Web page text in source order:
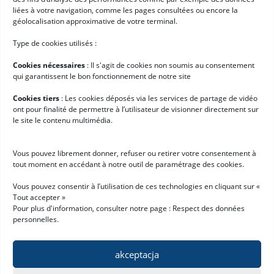
liées à votre navigation, comme les pages consultées ou encore la
géolocalisation approximative de votre terminal.
Type de cookies utilisés :
Cookies nécessaires : II s'agit de cookies non soumis au consentement
qui garantissent le bon fonctionnement de notre site
Cookies tiers : Les cookies déposés via les services de partage de vidéo
ont pour finalité de permettre à l’utilisateur de visionner directement sur
le site le contenu multimédia.
Vous pouvez librement donner, refuser ou retirer votre consentement à
tout moment en accédant à notre outil de paramétrage des cookies.
Vous pouvez consentir à l’utilisation de ces technologies en cliquant sur «
Tout accepter »
Pour plus d'information, consulter notre page : Respect des données
personnelles.
akceptacja
osobowych zgodnie z warunkami opisanymi na stronie
"Ochrona
danych osobowych" *
Przydatne linki
Usługi
Newsy
Zacznij korzystać z Hardis
Prośba o wersję demo
Zostań partnerem